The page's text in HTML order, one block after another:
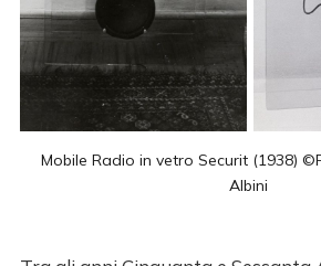
Mobile Radio in vetro Securit (1938)
Albini